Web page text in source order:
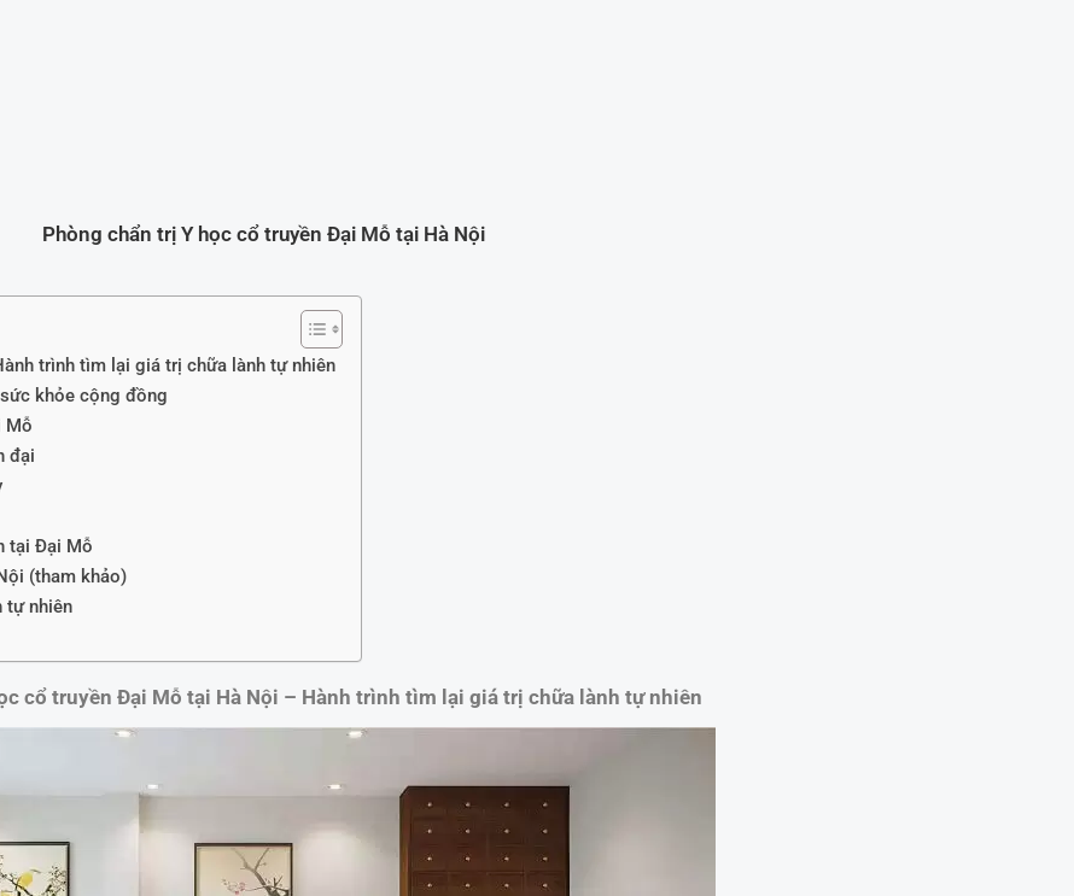
Phòng chẩn trị Y học cổ truyền Đại Mỗ tại Hà Nội
trình tìm lại giá trị chữa lành tự nhiên
khỏe cộng đồng
Mỗ
đại
tại Đại Mỗ
(tham khảo)
tự nhiên
cổ truyền Đại Mỗ tại Hà Nội – Hành trình tìm lại giá trị chữa lành tự nhiên